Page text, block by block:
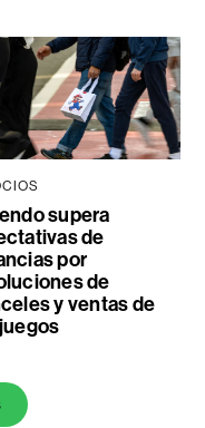
supera
de
por
de
y ventas de